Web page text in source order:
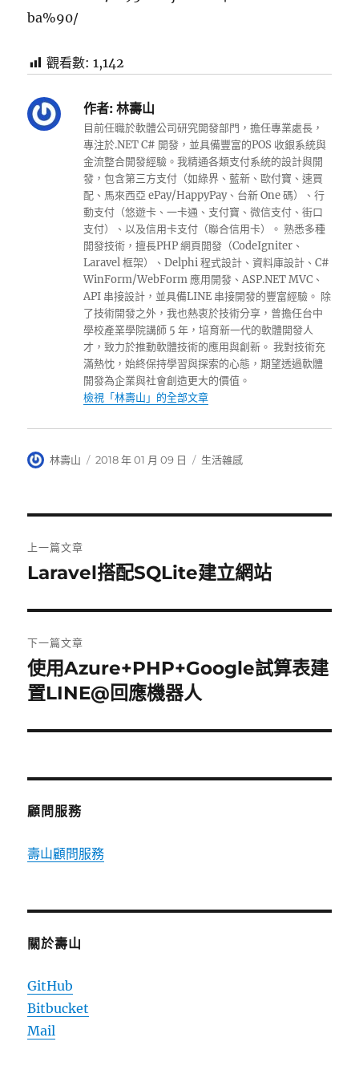
ba%90/
觀看數: 1,142
作者: 林壽山
目前任職於軟體公司研究開發部門，擔任專業處長，
專注於.NET C# 開發，並具備豐富的POS 收銀系統與
金流整合開發經驗。我精通各類支付系統的設計與開
發，包含第三方支付（如綠界、藍新、歐付寶、速買
配、馬來西亞 ePay/HappyPay、台新 One 碼）、行
動支付（悠遊卡、一卡通、支付寶、微信支付、街口
支付）、以及信用卡支付（聯合信用卡）。 熟悉多種
開發技術，擅長PHP 網頁開發（CodeIgniter、
Laravel 框架）、Delphi 程式設計、資料庫設計、C#
WinForm/WebForm 應用開發、ASP.NET MVC、
API 串接設計，並具備LINE 串接開發的豐富經驗。 除
了技術開發之外，我也熱衷於技術分享，曾擔任台中
學校產業學院講師 5 年，培育新一代的軟體開發人
才，致力於推動軟體技術的應用與創新。 我對技術充
滿熱忱，始終保持學習與探索的心態，期望透過軟體
開發為企業與社會創造更大的價值。
檢視「林壽山」的全部文章
作
林壽山
發
2018 年 01 月 09 日
分
生活雜感
章
覽
上一篇文章
上
篇
文
章:
Laravel搭配SQLite建立網站
下一篇文章
下
一
文
使用Azure+PHP+Google試算表建
置LINE@回應機器人
顧問服務
壽山顧問服務
關於壽山
GitHub
Bitbucket
Mail